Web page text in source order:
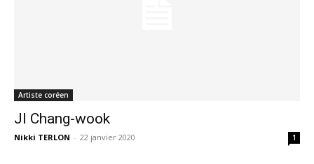
Artiste coréen
JI Chang-wook
Nikki TERLON - 22 janvier 2020 1